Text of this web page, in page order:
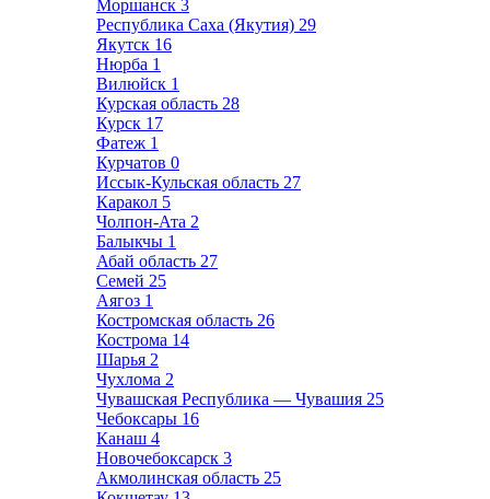
Моршанск 3
Республика Саха (Якутия) 29
Якутск 16
Нюрба 1
Вилюйск 1
Курская область 28
Курск 17
Фатеж 1
Курчатов 0
Иссык-Кульская область 27
Каракол 5
Чолпон-Ата 2
Балыкчы 1
Абай область 27
Семей 25
Аягоз 1
Костромская область 26
Кострома 14
Шарья 2
Чухлома 2
Чувашская Республика — Чувашия 25
Чебоксары 16
Канаш 4
Новочебоксарск 3
Акмолинская область 25